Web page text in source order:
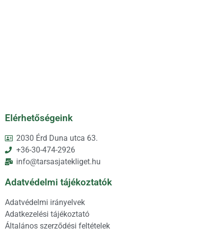
Elérhetőségeink
2030 Érd Duna utca 63.
+36-30-474-2926
info@tarsasjatekliget.hu
Adatvédelmi tájékoztatók
Adatvédelmi irányelvek
Adatkezelési tájékoztató
Általános szerződési feltételek